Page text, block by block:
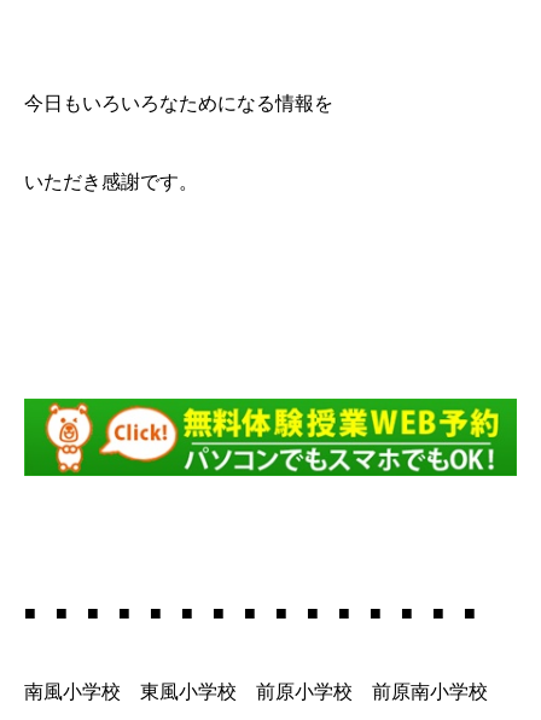
今日もいろいろなためになる情報を
いただき感謝です。
■ ■ ■ ■ ■ ■ ■ ■ ■ ■ ■ ■ ■ ■ ■
南風小学校 東風小学校 前原小学校 前原南小学校